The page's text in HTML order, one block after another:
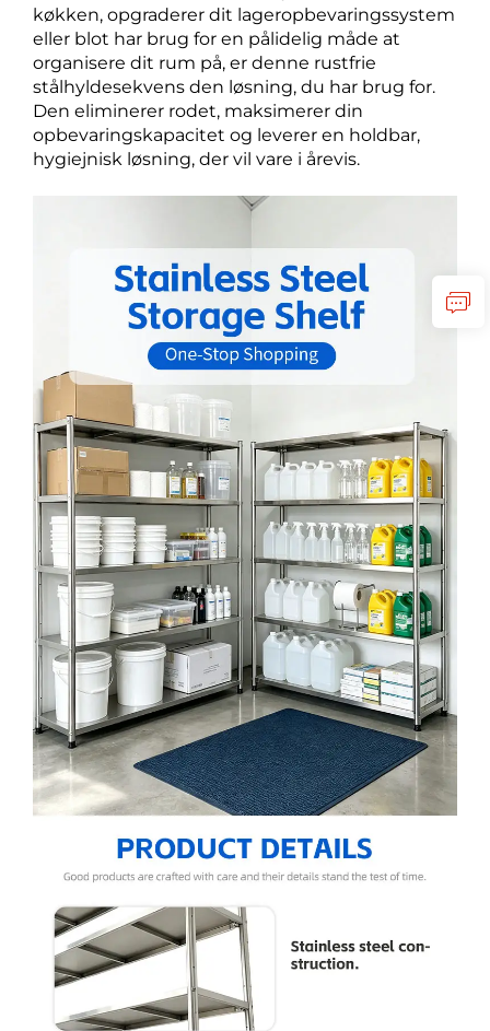
køkken, opgraderer dit lageropbevaringssystem
eller blot har brug for en pålidelig måde at
organisere dit rum på, er denne rustfrie
stålhyldesekvens den løsning, du har brug for.
Den eliminerer rodet, maksimerer din
opbevaringskapacitet og leverer en holdbar,
hygiejnisk løsning, der vil vare i årevis.